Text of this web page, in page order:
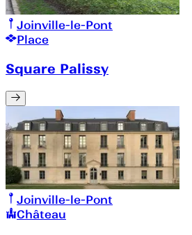
Joinville-le-Pont
Place
Square Palissy
Joinville-le-Pont
Château